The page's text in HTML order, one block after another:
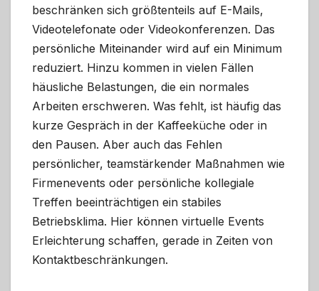
beschränken sich größtenteils auf E-Mails,
Videotelefonate oder Videokonferenzen. Das
persönliche Miteinander wird auf ein Minimum
reduziert. Hinzu kommen in vielen Fällen
häusliche Belastungen, die ein normales
Arbeiten erschweren. Was fehlt, ist häufig das
kurze Gespräch in der Kaffeeküche oder in
den Pausen. Aber auch das Fehlen
persönlicher, teamstärkender Maßnahmen wie
Firmenevents oder persönliche kollegiale
Treffen beeinträchtigen ein stabiles
Betriebsklima. Hier können virtuelle Events
Erleichterung schaffen, gerade in Zeiten von
Kontaktbeschränkungen.